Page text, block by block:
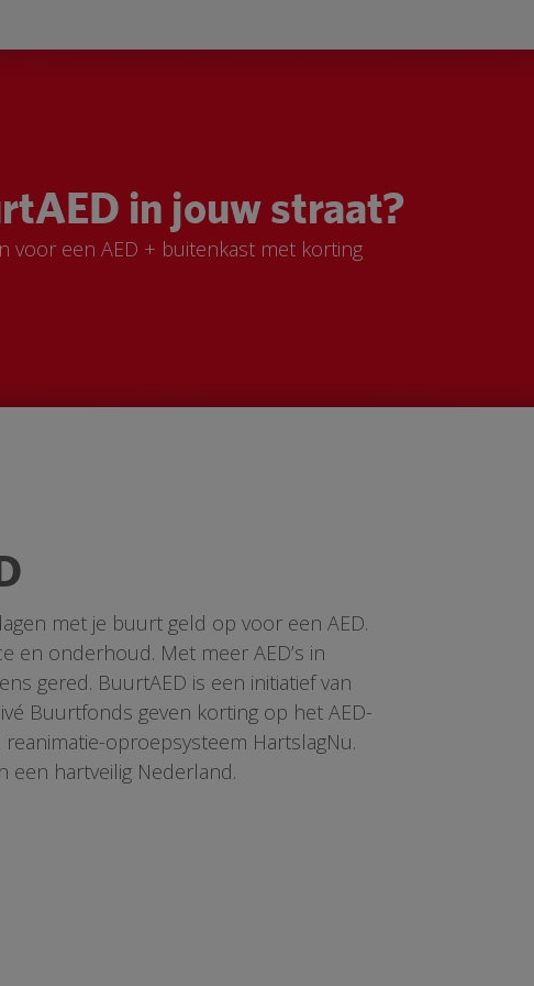
in jouw straat?
voor een AED + buitenkast met korting
met je buurt geld op voor een AED.
en onderhoud. Met meer AED’s in
gered. BuurtAED is een initiatief van
Buurtfonds geven korting op het AED-
reanimatie-oproepsysteem HartslagNu.
een hartveilig Nederland.